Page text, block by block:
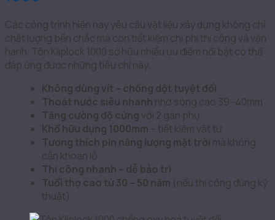
Các công trình hiện nay yêu cầu vật liệu xây dựng không chỉ
chất lượng bền chắc mà còn tiết kiệm chi phí thi công và vận
hành. Tôn Kliplock 1000 sở hữu nhiều ưu điểm nổi bật có thể
đáp ứng được những tiêu chí này.
Không dùng vít – chống dột tuyệt đối
Thoát nước siêu nhanh nhờ sóng cao 39–40mm
Tăng cường độ cứng với 2 gân phụ
Khổ hữu dụng 1000mm – tiết kiệm vật tư
Tương thích pin năng lượng mặt trời mà không
cần khoan lỗ
Thi công nhanh – dễ bảo trì
Tuổi thọ cao từ 30 – 50 năm (nếu thi công đúng kỹ
thuật)